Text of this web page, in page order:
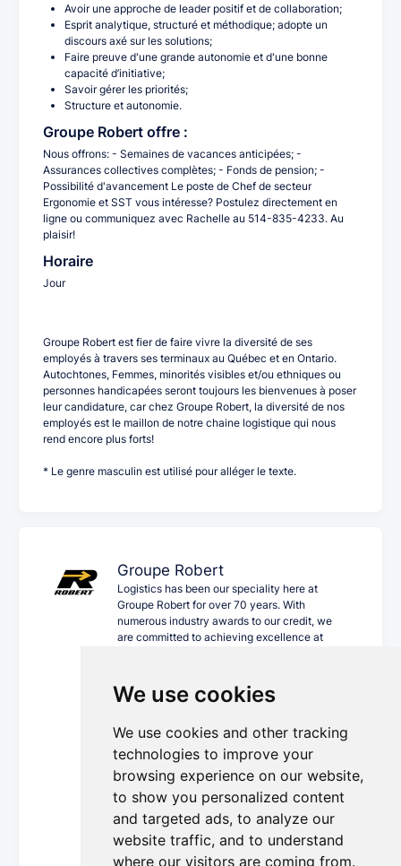
We use cookies
We use cookies and other tracking
technologies to improve your
browsing experience on our website,
to show you personalized content
and targeted ads, to analyze our
website traffic, and to understand
where our visitors are coming from.
Avoir une approche de leader positif et de collaboration;
Esprit analytique, structuré et méthodique; adopte un
discours axé sur les solutions;
Faire preuve d'une grande autonomie et d'une bonne
capacité d’initiative;
Savoir gérer les priorités;
Structure et autonomie.
Groupe Robert offre :
Nous offrons: - Semaines de vacances anticipées; -
Assurances collectives complètes; - Fonds de pension; -
Possibilité d'avancement Le poste de Chef de secteur
Ergonomie et SST vous intéresse? Postulez directement en
ligne ou communiquez avec Rachelle au 514-835-4233. Au
plaisir!
Horaire
Jour
Groupe Robert est fier de faire vivre la diversité de ses
employés à travers ses terminaux au Québec et en Ontario.
Autochtones, Femmes, minorités visibles et/ou ethniques ou
personnes handicapées seront toujours les bienvenues à poser
leur candidature, car chez Groupe Robert, la diversité de nos
employés est le maillon de notre chaine logistique qui nous
rend encore plus forts!
* Le genre masculin est utilisé pour alléger le texte.
Groupe Robert
Logistics has been our speciality here at
Groupe Robert for over 70 years. With
numerous industry awards to our credit, we
are committed to achieving excellence at
performance and workplace health and
safety. In addition to North America–wide
infrastructure that has continued, and will
continue, to grow and evolve with us over the
years. Backed by 3,500 employees and an
extensive network of partners, we are proud
to bring you a unique business ecosystem and
leading-edge expertise tailored to the needs
of the sectors we serve.
More Details...